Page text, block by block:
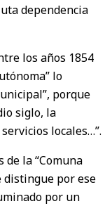
dependencia
los años 1854
lo
porque
siglo, la
locales…”.
de la “Comuna
distingue por ese
por un